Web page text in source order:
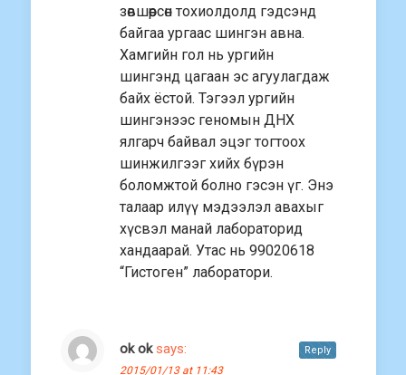
зөвшөөрсөн тохиолдолд гэдсэнд
байгаа ургаас шингэн авна.
Хамгийн гол нь ургийн
шингэнд цагаан эс агуулагдаж
байх ёстой. Тэгээл ургийн
шингэнээс геномын ДНХ
ялгарч байвал эцэг тогтоох
шинжилгээг хийх бүрэн
боломжтой болно гэсэн үг. Энэ
талаар илүү мэдээлэл авахыг
хүсвэл манай лабораторид
хандаарай. Утас нь 99020618
“Гистоген” лаборатори.
ok ok says:
2015/01/13 at 11:43
Reply